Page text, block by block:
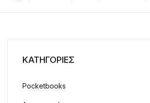
ΚΑΤΗΓΟΡΙΕΣ
Pocketbooks